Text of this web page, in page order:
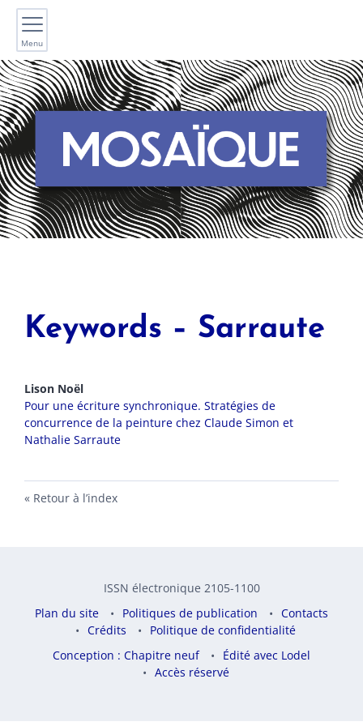
Menu
Keywords – Sarraute
Lison Noël
Pour une écriture synchronique. Stratégies de
concurrence de la peinture chez Claude Simon et
Nathalie Sarraute
Retour à l’index
ISSN électronique 2105-1100
Plan du site
Politiques de publication
Contacts
Crédits
Politique de confidentialité
Conception : Chapitre neuf
Édité avec Lodel
Accès réservé